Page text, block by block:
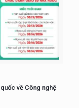
về Công nghệ